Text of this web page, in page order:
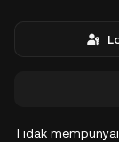
Tidak